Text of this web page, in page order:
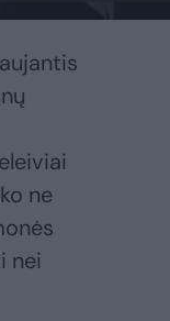
ne
nei